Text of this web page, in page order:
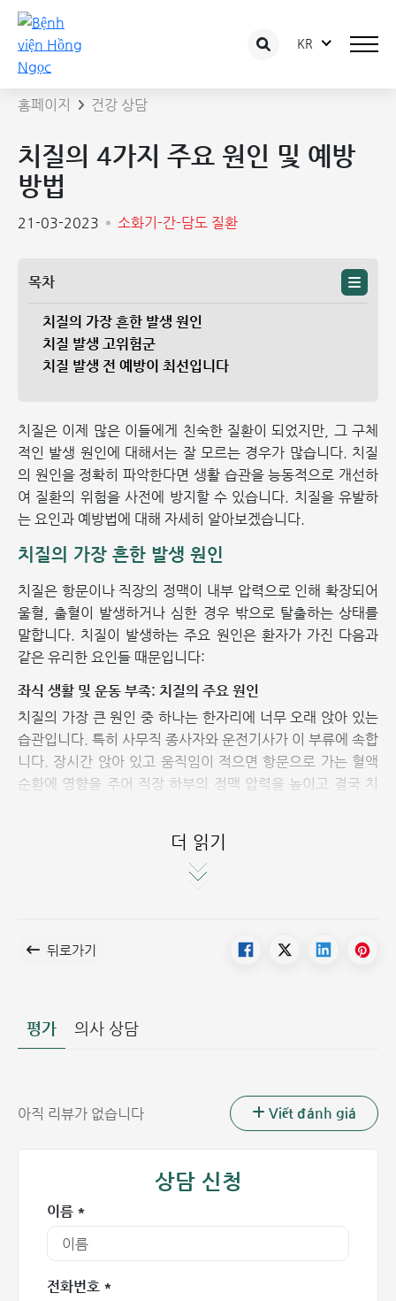
KR
상담 글 상세보기
홈페이지 건강 상담
치질의 4가지 주요 원인 및 예방
방법
21-03-2023 소화기-간-담도 질환
목차
치질의 가장 흔한 발생 원인
치질 발생 고위험군
치질 발생 전 예방이 최선입니다
치질은 이제 많은 이들에게 친숙한 질환이 되었지만, 그 구체
적인 발생 원인에 대해서는 잘 모르는 경우가 많습니다. 치질
의 원인을 정확히 파악한다면 생활 습관을 능동적으로 개선하
여 질환의 위험을 사전에 방지할 수 있습니다. 치질을 유발하
는 요인과 예방법에 대해 자세히 알아보겠습니다.
치질의 가장 흔한 발생 원인
치질은 항문이나 직장의 정맥이 내부 압력으로 인해 확장되어
울혈, 출혈이 발생하거나 심한 경우 밖으로 탈출하는 상태를
말합니다. 치질이 발생하는 주요 원인은 환자가 가진 다음과
같은 유리한 요인들 때문입니다:
좌식 생활 및 운동 부족: 치질의 주요 원인
치질의 가장 큰 원인 중 하나는 한자리에 너무 오래 앉아 있는
습관입니다. 특히 사무직 종사자와 운전기사가 이 부류에 속합
니다. 장시간 앉아 있고 움직임이 적으면 항문으로 가는 혈액
순환에 영향을 주어 직장 하부의 정맥 압력을 높이고 결국 치
또한, 장거리 운전 등의 상황 때문에 배변을 참는 습관은 배변
반사를 점차 소실시키고 배변 주기와 빈도에 영향을 주어 치질
치질의 주요 원인은 장시간 앉아 있는 습관입니다
여성에게 치질이 발생하는 주요 원인 중 하나는 임신과 출산입
니다. 임신 중에는 복압이 상승하며, 특히 임신 후기로 갈수록
자궁이 정맥을 압박하여 혈액 환류를 방해하고 치정맥 총을 울
과 항문이 찢어지면서 임산부에게 치질이 쉽게 발생하게 됩니
더 읽기
뒤로가기
평가 의사 상담
아직 리뷰가 없습니다 Viết đánh giá
상담 신청
이름 *
전화번호 *